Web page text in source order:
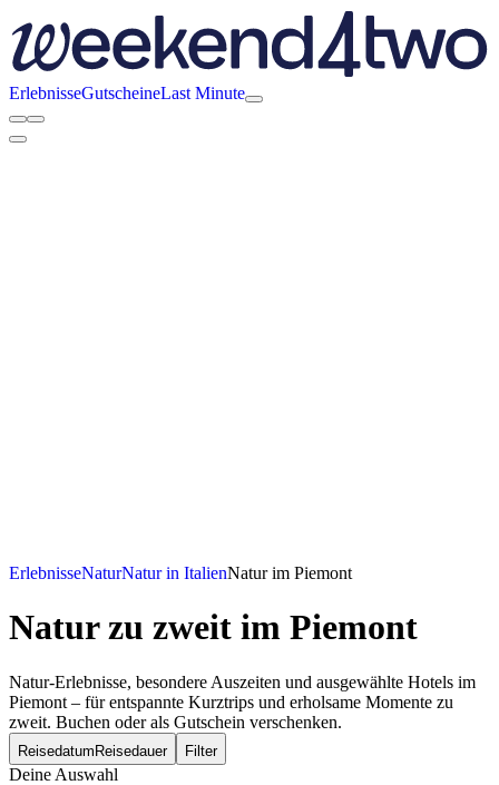
ErlebnisseGutscheineLast Minute
ErlebnisseNaturNatur in ItalienNatur im Piemont
Natur zu zweit im Piemont
Natur-Erlebnisse, besondere Auszeiten und ausgewählte Hotels im
Piemont – für entspannte Kurztrips und erholsame Momente zu
zweit. Buchen oder als Gutschein verschenken.
Reisedatum Reisedauer Filter
Deine Auswahl